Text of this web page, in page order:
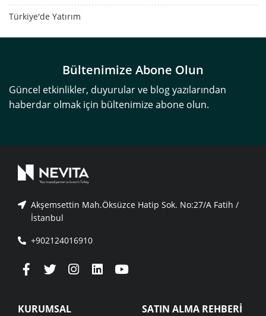
Türkiye'de Yatırım
Bültenimize Abone Olun
Güncel etkinlikler, duyurular ve blog yazılarından
haberdar olmak için bültenimize abone olun.
Akşemsettin Mah.Öksüzce Hatip Sok. No:27/A Fatih /
İstanbul
+902124016910
KURUMSAL SATIN ALMA REHBERİ